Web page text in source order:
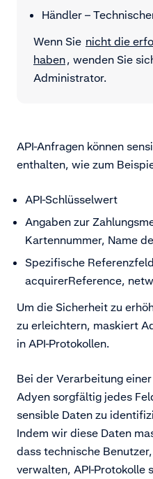
Händler –
Wenn Sie nicht die
haben, wenden Sie
Administrator.
API-Anfragen können
enthalten, wie zum
API-Schlüsselwert
Angaben zur
Kartennummer, Name
Spezifische
acquirerReference,
Um die Sicherheit zu
zu erleichtern, maskiert
in API-Protokollen.
Bei der Verarbeitung
Adyen sorgfältig jedes
sensible Daten zu
Indem wir diese Daten
dass technische
verwalten, API-Protokolle